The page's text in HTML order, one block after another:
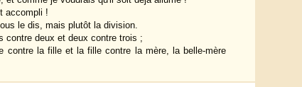
accompli !
le dis, mais plutôt la division.
contre deux et deux contre trois ;
la fille et la fille contre la mère, la belle-mère